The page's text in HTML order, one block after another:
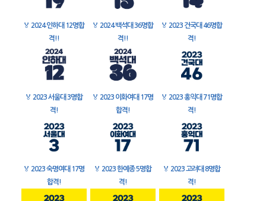
🏅 2024 인하대 12명합
격!!
🏅 2024 백석대 36명합
격!!
🏅 2023 건국대 46명합
격!
🏅 2023 서울대 3명합
격!
🏅 2023 이화여대 17명
합격!
🏅 2023 홍익대 71명합
격!
🏅 2023 숙명여대 17명
합격!
🏅 2023 한예종 5명합
격!
🏅 2023 고려대 8명합
격!